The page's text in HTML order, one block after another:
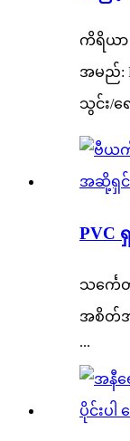
ကိရိယာ
အမည်:
သွင်း/ရ
PVC
သင်္ကေ
အစိတ်အ
...